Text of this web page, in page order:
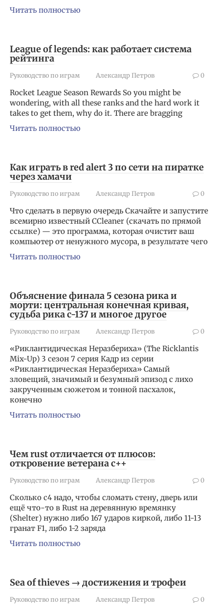
Читать полностью
League of legends: как работает система
рейтинга
Руководство по играм Александр Петров 0
Rocket League Season Rewards So you might be
wondering, with all these ranks and the hard work it
takes to get them, why do it. There are bragging
Читать полностью
Как играть в red alert 3 по сети на пиратке
через хамачи
Руководство по играм Александр Петров 0
Что сделать в первую очередь Скачайте и запустите
всемирно известный CCleaner (скачать по прямой
ссылке) — это программа, которая очистит ваш
компьютер от ненужного мусора, в результате чего
Читать полностью
Объяснение финала 5 сезона рика и
морти: центральная конечная кривая,
судьба рика c-137 и многое другое
Руководство по играм Александр Петров 0
«Риклантидическая Неразбериха» (The Ricklantis
Mix-Up) 3 сезон 7 серия Кадр из серии
«Риклантидическая Неразбериха» Самый
зловещий, значимый и безумный эпизод с лихо
закрученным сюжетом и тонной пасхалок,
конечно
Читать полностью
Чем rust отличается от плюсов:
откровение ветерана с++
Руководство по играм Александр Петров 0
Сколько с4 надо, чтобы сломать стену, дверь или
ещё что-то в Rust на деревянную времянку
(Shelter) нужно либо 167 ударов киркой, либо 11-13
гранат F1, либо 1-2 заряда
Читать полностью
Sea of thieves → достижения и трофеи
Руководство по играм Александр Петров 0